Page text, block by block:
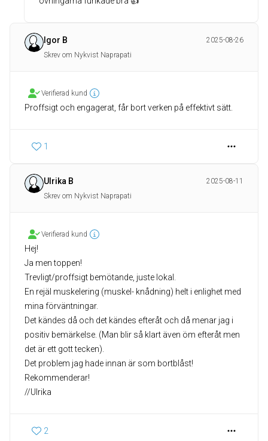
Igor B
2025-08-26
Skrev om Nykvist Naprapati
Verifierad kund
Proffsigt och engagerat, får bort verken på effektivt sätt.
1
Ulrika B
2025-08-11
Skrev om Nykvist Naprapati
Verifierad kund
Hej!
Ja men toppen!
Trevligt/proffsigt bemötande, juste lokal.
En rejäl muskelering (muskel- knådning) helt i enlighet med
mina förväntningar.
Det kändes då och det kändes efteråt och då menar jag i
positiv bemärkelse. (Man blir så klart även öm efteråt men
det är ett gott tecken).
Det problem jag hade innan är som bortblåst!
Rekommenderar!
//Ulrika
2